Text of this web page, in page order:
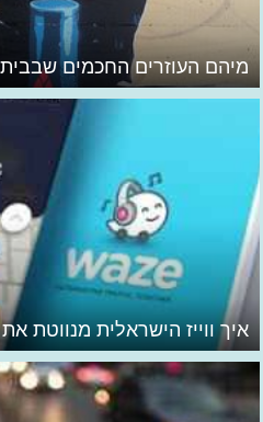
מיהם העוזרים החכמים שבבית
איך ווייז הישראלית מנווטת